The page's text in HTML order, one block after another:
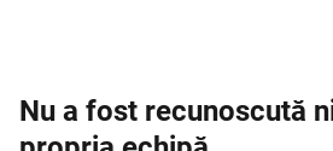
Nu a fost recunoscută